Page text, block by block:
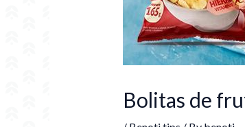
Bolitas de